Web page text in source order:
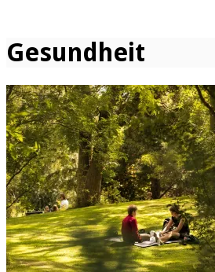
Gesundheit